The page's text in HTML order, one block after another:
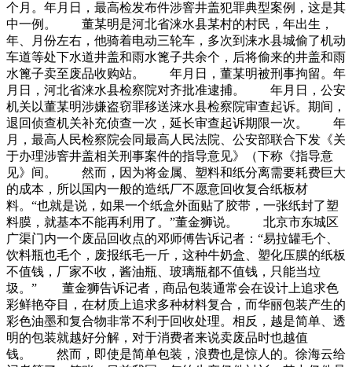
个月。年月日，最高检发布件涉窨井盖犯罪典型案例，这是其
中一例。 董某明是河北省涞水县某村的村民，年出生，
年、月份左右，他骑着电动三轮车，多次到涞水县城偷了机动
车道等处下水道井盖和雨水篦子共余个，后将偷来的井盖和雨
水篦子卖至废品收购站。 年月日，董某明被刑事拘留。年
月日，河北省涞水县检察院对齐批准逮捕。 年月日，公安
机关以董某明涉嫌盗窃罪移送涞水县检察院审查起诉。期间，
退回侦查机关补充侦查一次，延长审查起诉期限一次。 年
月，最高人民检察院会同最高人民法院、公安部联合下发《关
于办理涉窨井盖相关刑事案件的指导意见》（下称《指导意
见》间。 然而，因为将金属、塑料和纸分离需要耗费巨大
的成本，所以国内一般的造纸厂不愿意回收复合纸板材
料。“也就是说，如果一个纸盒外面贴了胶带，一张纸封了塑
料膜，就基本不能再利用了。”董金狮说。 北京市东城区
广渠门内一个废品回收点的邓师傅告诉记者：“易拉罐毛个、
饮料瓶也毛个，废报纸毛一斤，这种牛奶盒、塑化压膜的纸板
不值钱，厂家不收，酱油瓶、玻璃瓶都不值钱，只能当垃
圾。” 董金狮告诉记者，商品包装通常会在设计上追求色
彩鲜艳夺目，在材质上追求多种材料复合，而华丽包装产生的
彩色油墨和复合物非常不利于回收处理。相反，越是简单、透
明的包装就越好分解，对于消费者来说卖废品时也越值
钱。 然而，即使是简单包装，浪费也是惊人的。徐海云给